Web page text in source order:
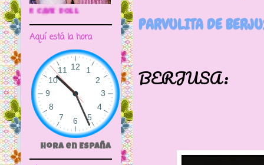
PARVULITA DE
BERJUSA:
🌼CRIPTA ANIMATOR CAVE DOLL
Aquí está la hora
Hora en España